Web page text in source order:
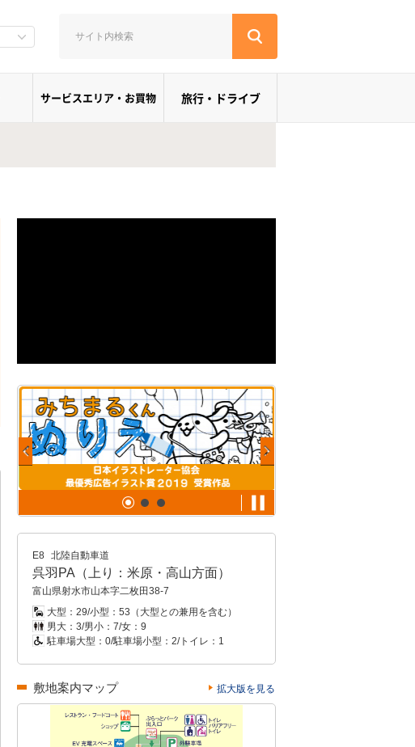
サービスエリア・お買物 旅行・ドライブ
E8 北陸自動車道
呉羽PA（上り：米原・高山方面）
富山県射水市山本字二枚田38-7
大型：29/小型：53（大型との兼用を含む）
男大：3/男小：7/女：9
駐車場大型：0/駐車場小型：2/トイレ：1
敷地案内マップ 拡大版を見る